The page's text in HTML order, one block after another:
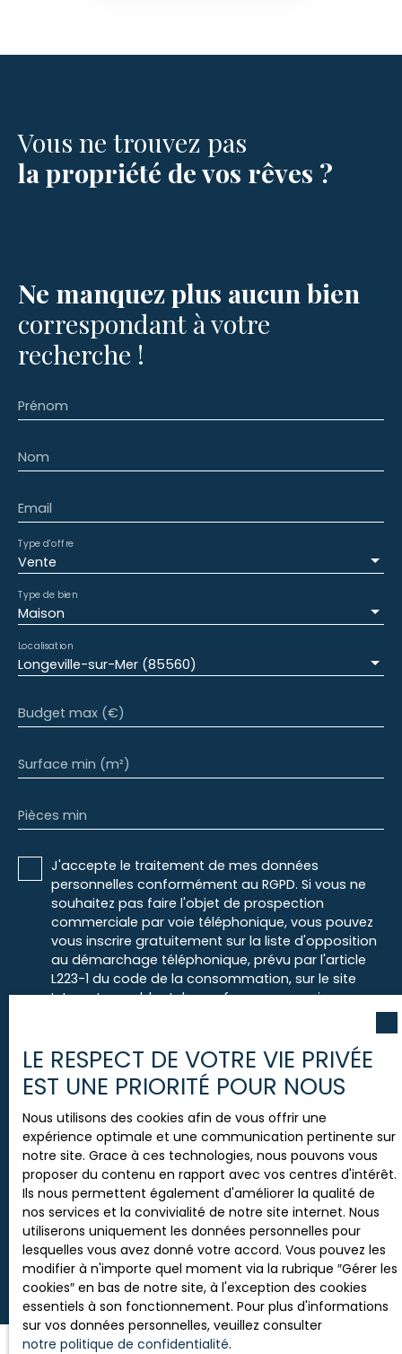
Vous ne trouvez pas
la propriété de vos rêves ?
Ne manquez plus aucun bien
correspondant à votre
recherche !
Prénom
Nom
Email
Vente
Type d'offre
Maison
Type de bien
Longeville-sur-Mer (85560)
Localisation
Budget max (€)
Surface min (m²)
Pièces min
J'accepte le traitement de mes données
personnelles conformément au RGPD. Si vous ne
souhaitez pas faire l'objet de prospection
commerciale par voie téléphonique, vous pouvez
vous inscrire gratuitement sur la liste d'opposition
au démarchage téléphonique, prévu par l'article
L223-1 du code de la consommation, sur le site
Internet www.bloctel.gouv.fr ou par courrier
Société Worldline, Service Bloctel, CS 61311, 41013
BLOIS CEDEX.
Pour en savoir plus sur le traitement de vos
données personnelles, veuillez consulter notre
politique de confidentialité
Recevoir des annonces
LE RESPECT DE VOTRE VIE PRIVÉE
EST UNE PRIORITÉ POUR NOUS
Nous utilisons des cookies afin de vous offrir une
expérience optimale et une communication pertinente sur
notre site. Grace à ces technologies, nous pouvons vous
proposer du contenu en rapport avec vos centres d'intérêt.
Ils nous permettent également d'améliorer la qualité de
nos services et la convivialité de notre site internet. Nous
utiliserons uniquement les données personnelles pour
lesquelles vous avez donné votre accord. Vous pouvez les
modifier à n'importe quel moment via la rubrique ″Gérer les
cookies″ en bas de notre site, à l'exception des cookies
essentiels à son fonctionnement. Pour plus d'informations
sur vos données personnelles, veuillez consulter
notre politique de confidentialité.